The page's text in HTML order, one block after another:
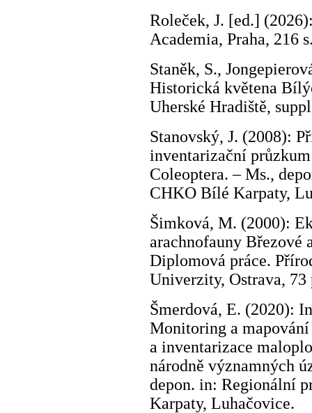
Roleček, J. [ed.]
Academia, Praha, 216
Staněk, S.,
Historická květena
Uherské Hradiště,
Stanovský, J. (2008):
inventarizační
Coleoptera. – Ms.,
CHKO Bílé Karpaty,
Šimková, M. (2000):
arachnofauny
Diplomová práce.
Univerzity, Ostrava, 73
Šmerdová, E. (2020):
Monitoring a
a inventarizace
národně významných
depon. in: Regionální
Karpaty, Luhačovice.